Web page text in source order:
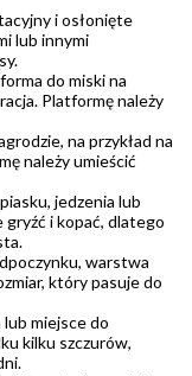
i osłonięte
lub innymi
do miski na
Platformę należy
na przykład na
należy umieścić
jedzenia lub
i kopać, dlatego
warstwa
który pasuje do
miejsce do
kilku szczurów,